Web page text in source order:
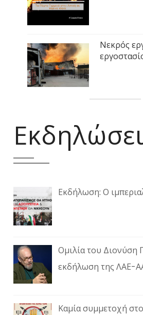
Νεκρός
Εκδήλωση: Ο
Ομιλία του Διονύση
εκδήλωση της ΛΑΕ-
Καμία συμμετοχή